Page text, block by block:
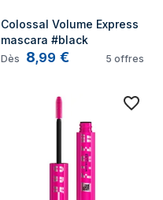
Colossal Volume Express
mascara #black
Dès 8,99 € 5 offres